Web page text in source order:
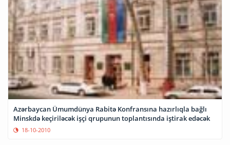
Azərbaycan Ümumdünya Rabitə Konfransına hazırlıqla bağlı
Minskdə keçiriləcək işçi qrupunun toplantısında iştirak edəcək
18-10-2010